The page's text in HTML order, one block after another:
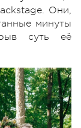
Они,
минуты
суть её